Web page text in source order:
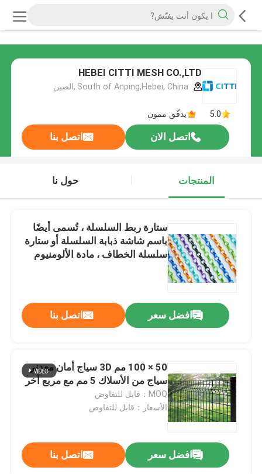
HEBEI CITTI MESH CO.,LTD
5.0 يدقّق ممون
اتصل الان اتصل بنا
المنتجات حول نا
ستارة ربط السلسلة ، تُسمى أيضًا
باسم شاشة ذبابة السلسلة أو ستارة
سلسلة الخطاف ، مادة الألومنيوم
افضل سعر اتصل بنا
50 × 100 مم 3D سياج أمان معدني
سياج من الأسلاك 5 مم مع مربع آخر
MOQ：قابل للتفاوض
الأسعار：قابل للتفاوض
افضل سعر اتصل بنا